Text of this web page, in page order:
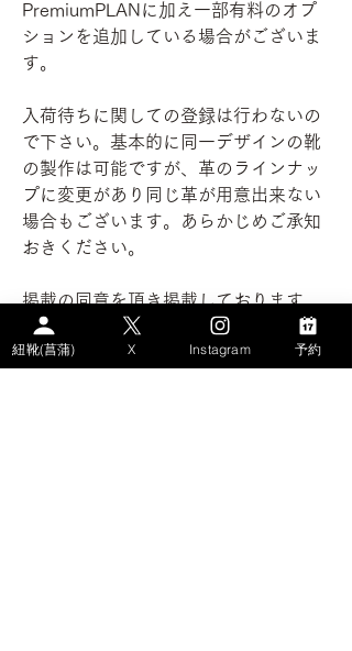
PremiumPLANに加え一部有料のオプ
ションを追加している場合がございま
す。
入荷待ちに関しての登録は行わないの
で下さい。基本的に同一デザインの靴
の製作は可能ですが、革のラインナッ
プに変更があり同じ革が用意出来ない
場合もございます。あらかじめご承知
おきください。
掲載の同意を頂き掲載しております。
紐靴(菖蒲) X Instagram 予約